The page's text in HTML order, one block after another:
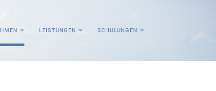
LEISTUNGEN SCHULUNGEN